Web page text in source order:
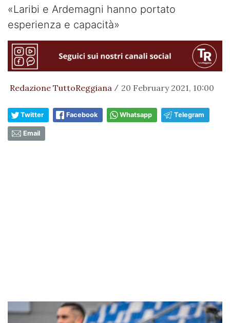
«Laribi e Ardemagni hanno portato
esperienza e capacità»
Redazione TuttoReggiana / 20 February 2021, 10:00
Twitter Facebook Whatsapp Telegram
Email